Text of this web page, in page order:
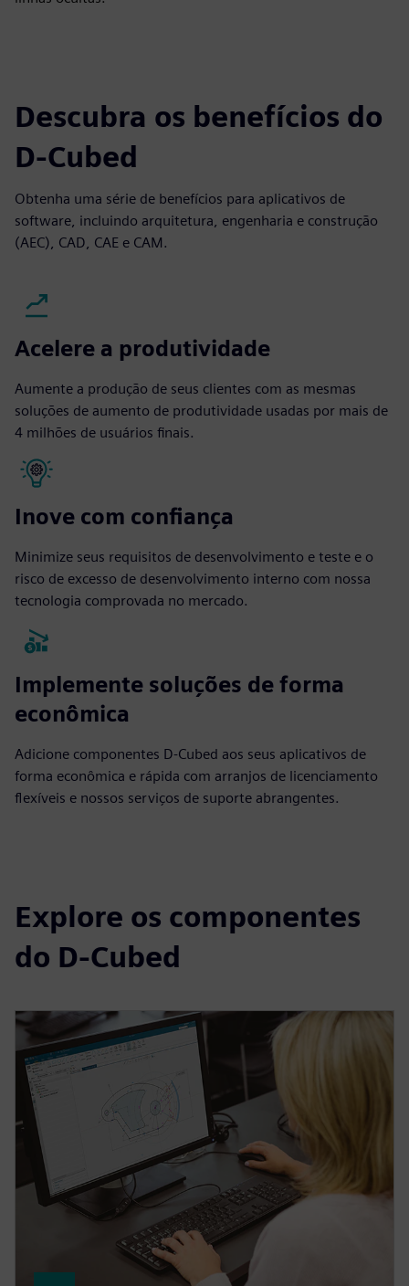
Descubra os benefícios do
D-Cubed
Obtenha uma série de benefícios para aplicativos de
software, incluindo arquitetura, engenharia e construção
(AEC), CAD, CAE e CAM.
Acelere a produtividade
Aumente a produção de seus clientes com as mesmas
soluções de aumento de produtividade usadas por mais de
4 milhões de usuários finais.
Inove com confiança
Minimize seus requisitos de desenvolvimento e teste e o
risco de excesso de desenvolvimento interno com nossa
tecnologia comprovada no mercado.
Implemente soluções de forma
econômica
Adicione componentes D-Cubed aos seus aplicativos de
forma econômica e rápida com arranjos de licenciamento
flexíveis e nossos serviços de suporte abrangentes.
Explore os componentes
do D-Cubed